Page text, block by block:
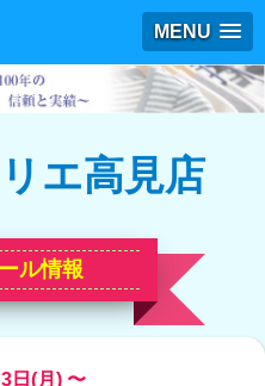
MENU
エ高見店
ル情報
日(月) 〜